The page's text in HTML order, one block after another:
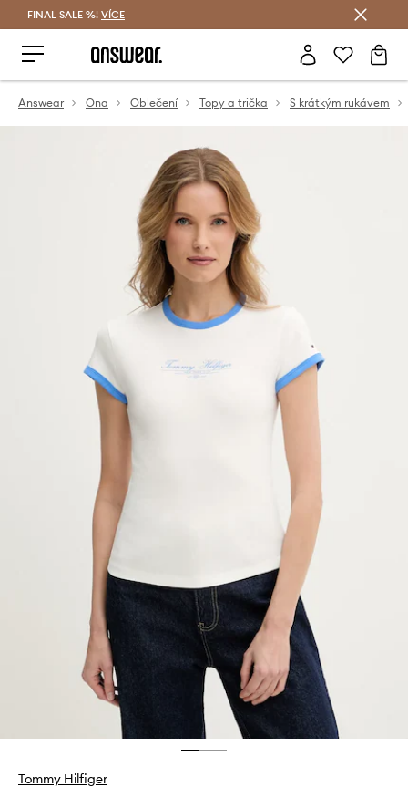
FINAL SALE %! VÍCE
Answear Ona Oblečení Topy a trička S krátkým rukávem
Tommy Hilfiger